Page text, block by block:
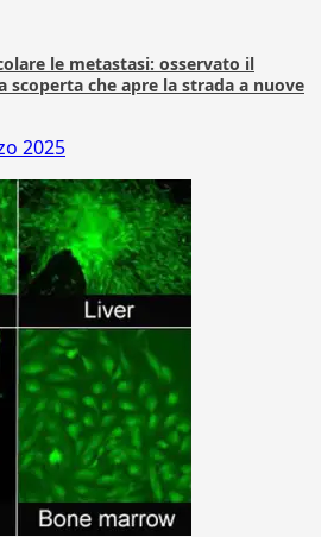
le metastasi: osservato il
scoperta che apre la strada a nuove
2025